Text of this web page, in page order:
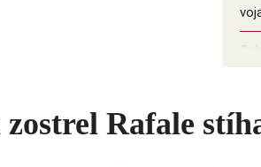
Rafale